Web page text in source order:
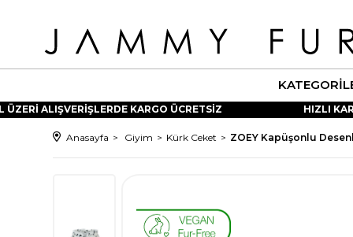
ALIŞVERİŞLERDE KARGO ÜCRETSİZ HIZLI
Anasayfa Giyim Kürk Ceket ZOEY Kapüşonlu